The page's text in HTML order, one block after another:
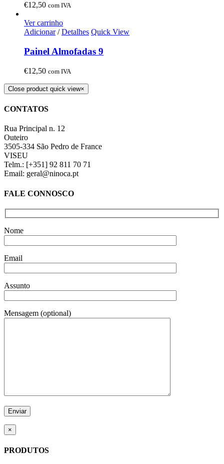
€12,50 com IVA
Ver carrinho
Adicionar/ Detalhes Quick View
Painel Almofadas 9
€12,50 com IVA
Close product quick view×
CONTATOS
Rua Principal n. 12
Outeiro
3505-334 São Pedro de France
VISEU
Telm.: [+351] 92 811 70 71
Email: geral@ninoca.pt
FALE CONNOSCO
Nome
Email
Assunto
Mensagem (optional)
×
PRODUTOS